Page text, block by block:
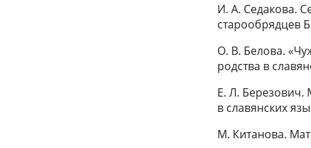
И. А. Седакова.
старообрядцев
О. В. Белова.
родства в
Е. Л. Березович.
в славянских
М. Китанова.